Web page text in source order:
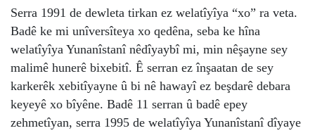
Serra 1991 de dewleta tirkan ez welatîyîya “xo” ra veta.
Badê ke mi unîversîteya xo qedêna, seba ke hîna
welatîyîya Yunanîstanî nêdîyaybî mi, min nêşayne sey
malimê hunerê bixebitî. Ê serran ez înşaatan de sey
karkerêk xebitîyayne û bi nê hawayî ez beşdarê debara
keyeyê xo bîyêne. Badê 11 serran û badê epey
zehmetîyan, serra 1995 de welatîyîya Yunanîstanî dîyaye